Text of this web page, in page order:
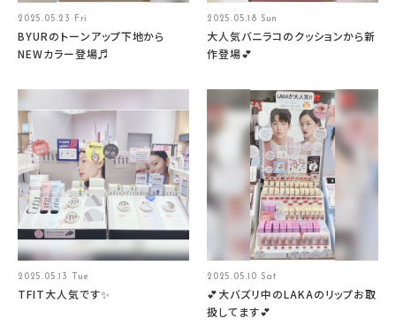
2025.05.23 Fri
BYURのトーンアップ下地から
NEWカラー登場♬
2025.05.18 Sun
大人気バニラコのクッションから新
作登場💕
2025.05.13 Tue
TFIT大人気です✨
2025.05.10 Sat
💕大バズリ中のLAKAのリップお取
扱してます💕